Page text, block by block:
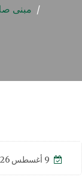
مبنى
9 أغسطس 2026